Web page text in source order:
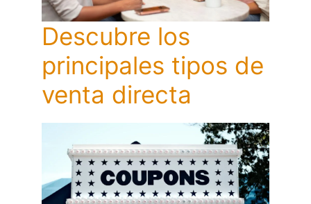
Descubre los
principales tipos de
venta directa